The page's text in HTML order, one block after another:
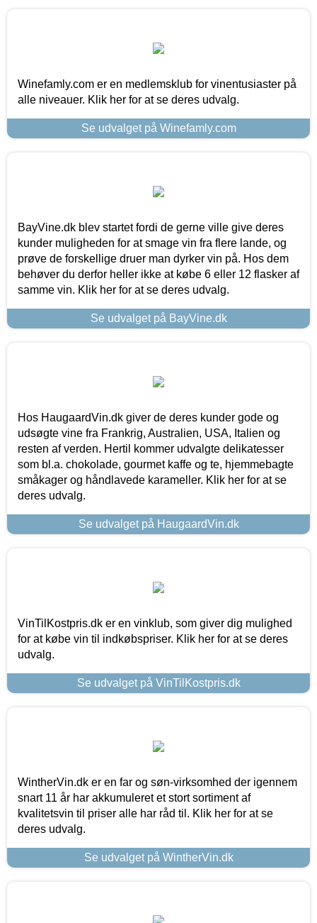
Winefamly.com er en medlemsklub for vinentusiaster på
alle niveauer. Klik her for at se deres udvalg.
Se udvalget på Winefamly.com
BayVine.dk blev startet fordi de gerne ville give deres
kunder muligheden for at smage vin fra flere lande, og
prøve de forskellige druer man dyrker vin på. Hos dem
behøver du derfor heller ikke at købe 6 eller 12 flasker af
samme vin. Klik her for at se deres udvalg.
Se udvalget på BayVine.dk
Hos HaugaardVin.dk giver de deres kunder gode og
udsøgte vine fra Frankrig, Australien, USA, Italien og
resten af verden. Hertil kommer udvalgte delikatesser
som bl.a. chokolade, gourmet kaffe og te, hjemmebagte
småkager og håndlavede karameller. Klik her for at se
deres udvalg.
Se udvalget på HaugaardVin.dk
VinTilKostpris.dk er en vinklub, som giver dig mulighed
for at købe vin til indkøbspriser. Klik her for at se deres
udvalg.
Se udvalget på VinTilKostpris.dk
WintherVin.dk er en far og søn-virksomhed der igennem
snart 11 år har akkumuleret et stort sortiment af
kvalitetsvin til priser alle har råd til. Klik her for at se
deres udvalg.
Se udvalget på WintherVin.dk